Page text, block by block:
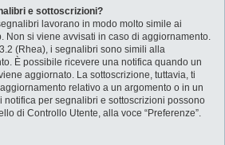
e sottoscrizioni?
lavorano in modo molto simile ai
Non si viene avvisati in caso di aggiornamento.
(Rhea), i segnalibri sono simili alla
È possibile ricevere una notifica quando un
aggiornato. La sottoscrizione, tuttavia, ti
relativo a un argomento o in un
notifica per segnalibri e sottoscrizioni possono
di Controllo Utente, alla voce “Preferenze”.